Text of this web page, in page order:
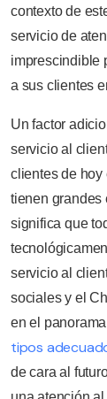
contexto de
servicio de
imprescindible
a sus clientes
Un factor
servicio al
clientes de hoy
tienen grandes
significa que
servicio al
sociales y el
en el
tipos
de cara al